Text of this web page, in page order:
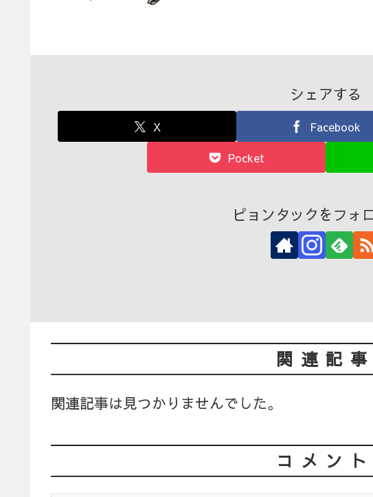
シェアする
X Facebook
Pocket
ピョンタックをフォ
関連記事
関連記事は見つかりませんでした。
コメント